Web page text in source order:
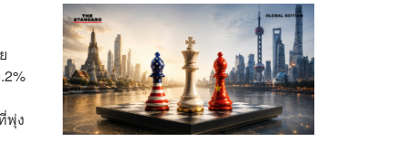
พุ่ง
ส่วนยุทธศาสตร์ไทย –
อินโดนีเซีย